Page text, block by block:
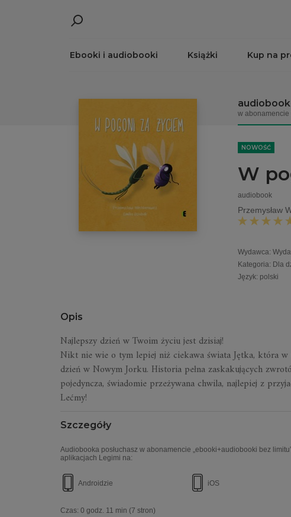
Ebooki i audiobooki Książki Kup na
audiobook
w abonamencie
NOWOŚĆ
W
audiobook
Przemysław
Wydawca:
Kategoria: Dla
Język: polski
Opis
Najlepszy dzień w Twoim życiu jest dzisiaj!
Nikt nie wie o tym lepiej niż ciekawa świata Jętka, która
dzień w Nowym Jorku. Historia pełna zaskakujących
pojedyncza, świadomie przeżywana chwila, najlepiej z
Lećmy!
Szczegóły
Audiobooka posłuchasz w abonamencie „ebooki+audiobooki bez
aplikacjach Legimi na:
Androidzie iOS
Czas: 0 godz. 11 min (7 stron)